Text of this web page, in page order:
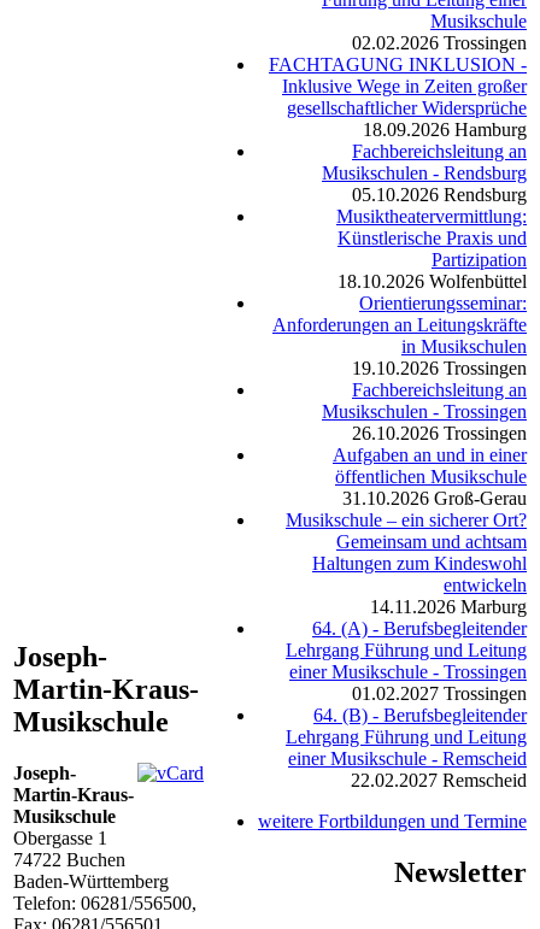
Joseph-
Martin-Kraus-
Musikschule
Joseph-
Martin-Kraus-
Musikschule
Obergasse 1
74722 Buchen
Baden-Württemberg
Telefon: 06281/556500,
Fax: 06281/556501
Musikschule
02.02.2026 Trossingen
FACHTAGUNG INKLUSION -
Inklusive Wege in Zeiten großer
gesellschaftlicher Widersprüche
18.09.2026 Hamburg
Fachbereichsleitung an
Musikschulen - Rendsburg
05.10.2026 Rendsburg
Musiktheatervermittlung:
Künstlerische Praxis und
Partizipation
18.10.2026 Wolfenbüttel
Orientierungsseminar:
Anforderungen an Leitungskräfte
in Musikschulen
19.10.2026 Trossingen
Fachbereichsleitung an
Musikschulen - Trossingen
26.10.2026 Trossingen
Aufgaben an und in einer
öffentlichen Musikschule
31.10.2026 Groß-Gerau
Musikschule – ein sicherer Ort?
Gemeinsam und achtsam
Haltungen zum Kindeswohl
entwickeln
14.11.2026 Marburg
64. (A) - Berufsbegleitender
Lehrgang Führung und Leitung
einer Musikschule - Trossingen
01.02.2027 Trossingen
64. (B) - Berufsbegleitender
Lehrgang Führung und Leitung
einer Musikschule - Remscheid
22.02.2027 Remscheid
weitere Fortbildungen und Termine
Newsletter